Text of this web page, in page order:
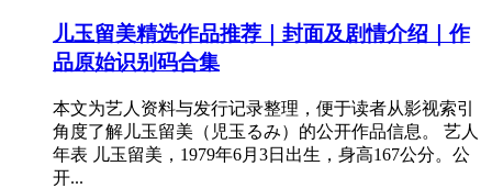
儿玉留美精选作品推荐｜封面及剧情介绍｜作
品原始识别码合集
本文为艺人资料与发行记录整理，便于读者从影视索引
角度了解儿玉留美（児玉るみ）的公开作品信息。 艺人
年表 儿玉留美，1979年6月3日出生，身高167公分。公
开...